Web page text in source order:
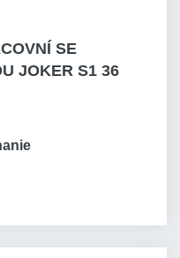
SE
JOKER S1 36